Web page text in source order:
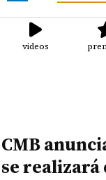
videos
CMB
se